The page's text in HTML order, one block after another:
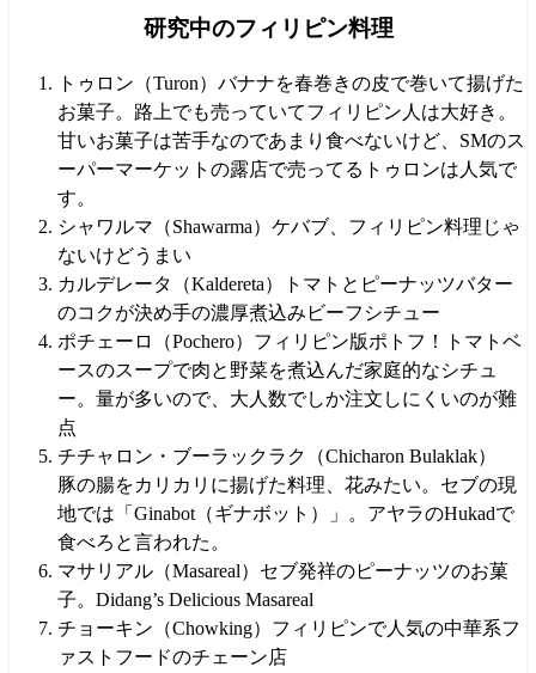
研究中のフィリピン料理
トゥロン（Turon）バナナを春巻きの皮で巻いて揚げた
お菓子。路上でも売っていてフィリピン人は大好き。
甘いお菓子は苦手なのであまり食べないけど、SMのス
ーパーマーケットの露店で売ってるトゥロンは人気で
す。
シャワルマ（Shawarma）ケバブ、フィリピン料理じゃ
ないけどうまい
カルデレータ（Kaldereta）トマトとピーナッツバター
のコクが決め手の濃厚煮込みビーフシチュー
ポチェーロ（Pochero）フィリピン版ポトフ！トマトベ
ースのスープで肉と野菜を煮込んだ家庭的なシチュ
ー。量が多いので、大人数でしか注文しにくいのが難
点
チチャロン・ブーラックラク（Chicharon Bulaklak）
豚の腸をカリカリに揚げた料理、花みたい。セブの現
地では「Ginabot（ギナボット）」。アヤラのHukadで
食べろと言われた。
マサリアル（Masareal）セブ発祥のピーナッツのお菓
子。Didang’s Delicious Masareal
チョーキン（Chowking）フィリピンで人気の中華系フ
ァストフードのチェーン店